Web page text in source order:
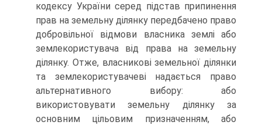
кодексу України серед підстав припинення
прав на земельну ділянку передбачено право
добровільної відмови власника землі або
землекористувача від права на земельну
ділянку. Отже, власникові земельної ділянки
та землекористувачеві надається право
альтернати­вного вибору: або
використовувати земельну ділянку за
основним ці­льовим призначенням, або